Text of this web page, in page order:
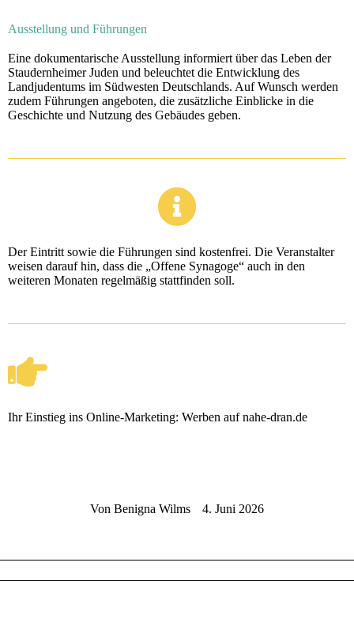
Ausstellung und Führungen
Eine dokumentarische Ausstellung informiert über das Leben der
Staudernheimer Juden und beleuchtet die Entwicklung des
Landjudentums im Südwesten Deutschlands. Auf Wunsch werden
zudem Führungen angeboten, die zusätzliche Einblicke in die
Geschichte und Nutzung des Gebäudes geben.
Der Eintritt sowie die Führungen sind kostenfrei. Die Veranstalter
weisen darauf hin, dass die „Offene Synagoge“ auch in den
weiteren Monaten regelmäßig stattfinden soll.
Ihr Einstieg ins Online-Marketing: Werben auf nahe-dran.de
Von Benigna Wilms 4. Juni 2026